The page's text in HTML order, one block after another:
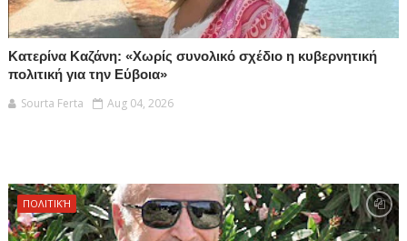
Κατερίνα Καζάνη: «Χωρίς συνολικό σχέδιο η κυβερνητική
πολιτική για την Εύβοια»
Sourta Ferta
Aug 04, 2026
ΠΟΛΙΤΙΚΉ